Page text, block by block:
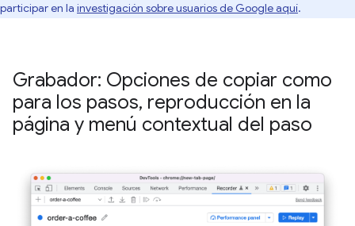
participar en la investigación sobre usuarios de Google aquí.
Grabador: Opciones de copiar como
para los pasos, reproducción en la
página y menú contextual del paso